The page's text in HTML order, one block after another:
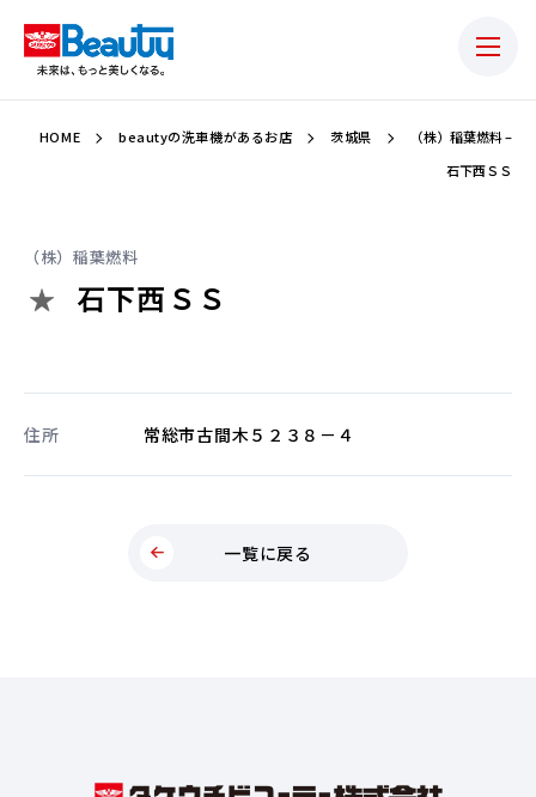
HOME beautyの洗車機があるお店 茨城県
（株）稲葉燃料 –
石下西ＳＳ
（株）稲葉燃料
石下西ＳＳ
住所 常総市古間木５２３８－４
一覧に戻る